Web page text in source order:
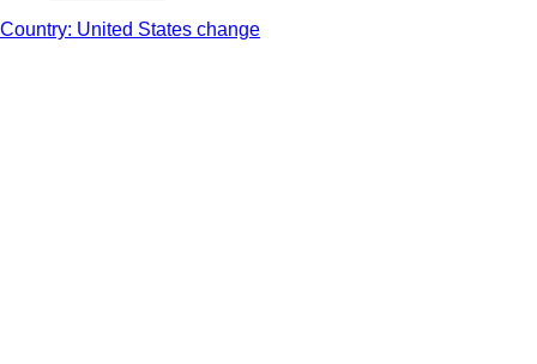
Country: United States change